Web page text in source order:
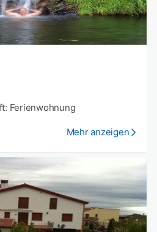
Ferienwohnung
Mehr anzeigen